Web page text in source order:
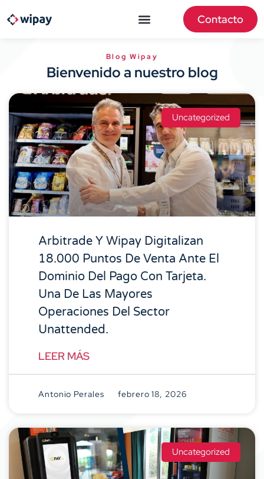
Contacto
Blog Wipay
Bienvenido a nuestro blog
Uncategorized
Arbitrade Y Wipay Digitalizan
18.000 Puntos De Venta Ante El
Dominio Del Pago Con Tarjeta.
Una De Las Mayores
Operaciones Del Sector
Unattended.
LEER MÁS
Antonio Perales febrero 18, 2026
Uncategorized